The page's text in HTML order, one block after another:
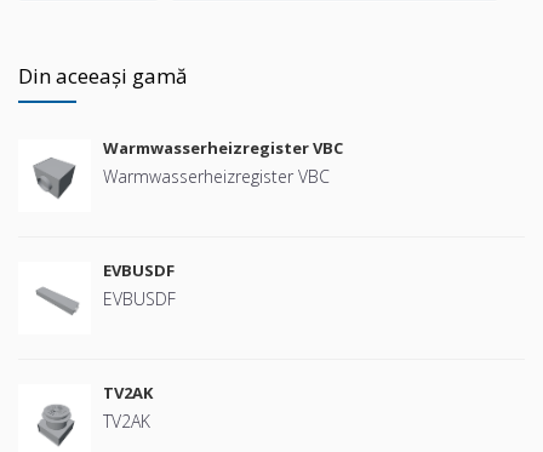
Din aceeași gamă
Warmwasserheizregister VBC
Warmwasserheizregister VBC
EVBUSDF
EVBUSDF
TV2AK
TV2AK